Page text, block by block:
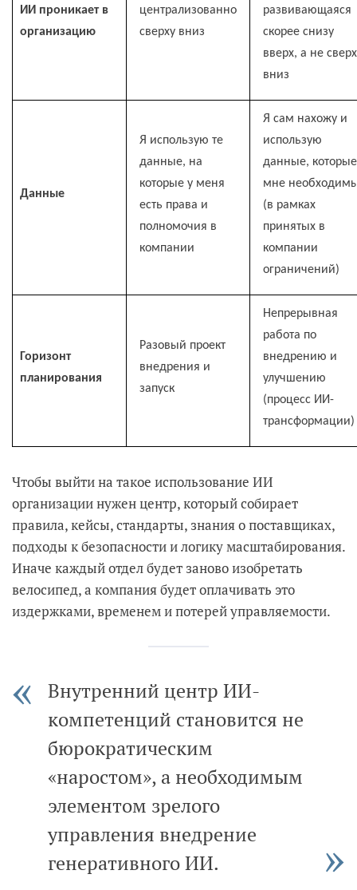
ИИ проникает в
организацию
централизованно
сверху вниз
развивающаяся
скорее снизу
вверх, а не
вниз
Данные
Я использую те
данные, на
которые у меня
есть права и
полномочия в
компании
Я сам нахожу и
использую
данные, которые
мне
(в рамках
принятых в
компании
ограничений)
Горизонт
планирования
Разовый проект
внедрения и
запуск
Непрерывная
работа по
внедрению и
улучшению
(процесс ИИ-
трансформации)
Чтобы выйти на такое использование ИИ
организации нужен центр, который собирает
правила, кейсы, стандарты, знания о поставщиках,
подходы к безопасности и логику масштабирования.
Иначе каждый отдел будет заново изобретать
велосипед, а компания будет оплачивать это
издержками, временем и потерей управляемости.
Внутренний центр ИИ-
компетенций становится не
бюрократическим
«наростом», а необходимым
элементом зрелого
управления внедрение
генеративного ИИ.